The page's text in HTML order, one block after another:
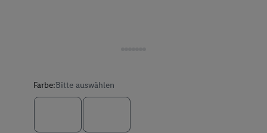
Farbe:Bitte auswählen